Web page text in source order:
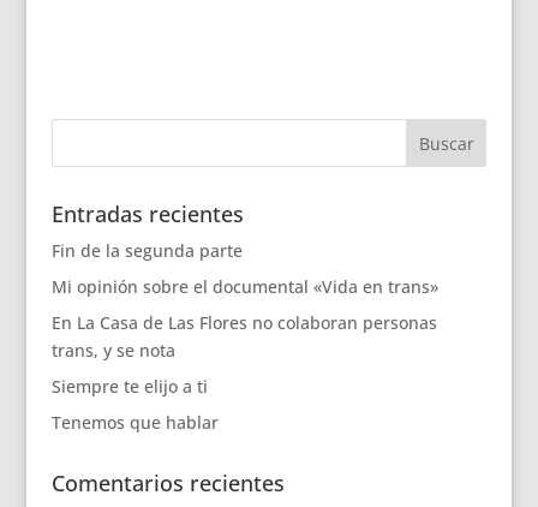
Entradas recientes
Fin de la segunda parte
Mi opinión sobre el documental «Vida en trans»
En La Casa de Las Flores no colaboran personas
trans, y se nota
Siempre te elijo a ti
Tenemos que hablar
Comentarios recientes